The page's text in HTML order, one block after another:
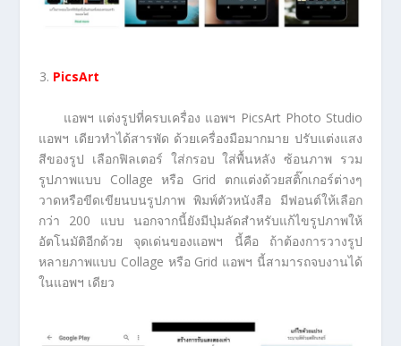
PicsArt
แอพฯ แต่งรูปที่ครบเครื่อง แอพฯ PicsArt Photo Studio
แอพฯ เดียวทำได้สารพัด ด้วยเครื่องมือมากมาย ปรับแต่งแสง
สีของรูป เลือกฟิลเตอร์ ใส่กรอบ ใส่พื้นหลัง ซ้อนภาพ รวม
รูปภาพแบบ Collage หรือ Grid ตกแต่งด้วยสติ๊กเกอร์ต่างๆ
วาดหรือขีดเขียนบนรูปภาพ พิมพ์ตัวหนังสือ มีฟอนต์ให้เลือก
กว่า 200 แบบ นอกจากนี้ยังมีปุ่มลัดสำหรับแก้ไขรูปภาพให้
อัตโนมัติอีกด้วย จุดเด่นของแอพฯ นี้คือ ถ้าต้องการวางรูป
หลายภาพแบบ Collage หรือ Grid แอพฯ นี้สามารถจบงานได้
ในแอพฯ เดียว